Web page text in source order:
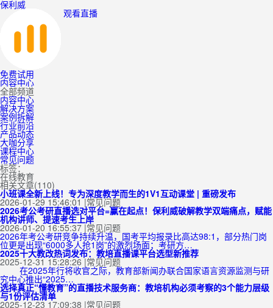
保利威
观看直播
免费试用
内容中心
全部频道
内容中心
解决方案
案例拆解
行业前沿
产品动态
大咖分享
课程中心
常见问题
标签：
在线教育
相关文章(110)
小班课全新上线！专为深度教学而生的1V1互动课堂 | 重磅发布
2026-01-29 15:46:01 |常见问题
2026考公考研直播选对平台=赢在起点！保利威破解教学双端痛点，赋能
机构讲师、提速考生上岸
2026-01-20 16:55:37 |常见问题
2026年考公考研竞争持续升温，国考平均报录比高达98:1，部分热门岗
位更是出现“6000多人抢1岗”的激烈场面；考研方…
2025十大教改热词发布：教培直播课平台选型新推荐
2025-12-31 15:28:26 |常见问题
在2025年行将收官之际，教育部新闻办联合国家语言资源监测与研
究中心推出“2025…
选择真正“懂教育”的直播技术服务商：教培机构必须考察的3个能力层级
与1份评估清单
2025-12-23 17:09:38 |常见问题